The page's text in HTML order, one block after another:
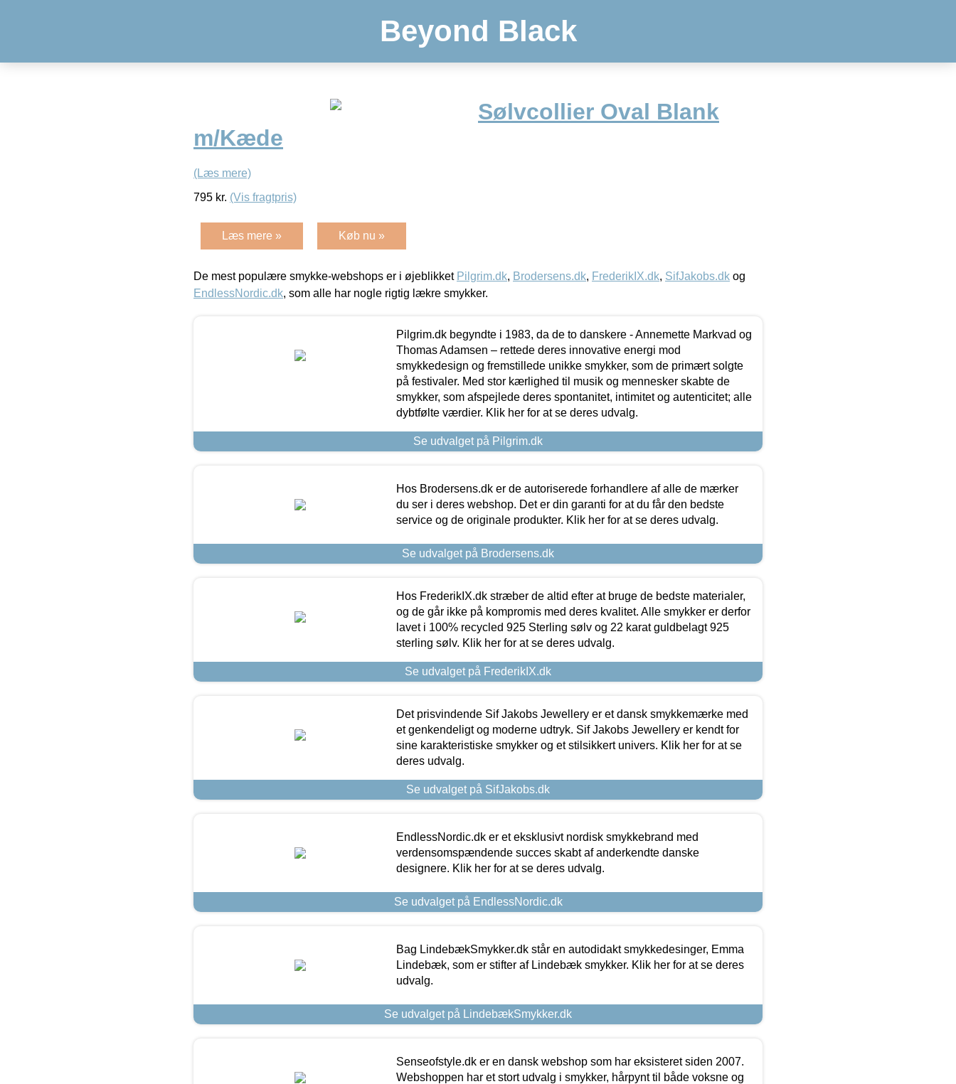
Beyond Black
Sølvcollier Oval Blank
m/Kæde
(Læs mere)
795 kr. (Vis fragtpris)
Læs mere » Køb nu »
De mest populære smykke-webshops er i øjeblikket Pilgrim.dk, Brodersens.dk, FrederikIX.dk, SifJakobs.dk og
EndlessNordic.dk, som alle har nogle rigtig lækre smykker.
Pilgrim.dk begyndte i 1983, da de to danskere - Annemette Markvad og
Thomas Adamsen – rettede deres innovative energi mod
smykkedesign og fremstillede unikke smykker, som de primært solgte
på festivaler. Med stor kærlighed til musik og mennesker skabte de
smykker, som afspejlede deres spontanitet, intimitet og autenticitet; alle
dybtfølte værdier. Klik her for at se deres udvalg.
Se udvalget på Pilgrim.dk
Hos Brodersens.dk er de autoriserede forhandlere af alle de mærker
du ser i deres webshop. Det er din garanti for at du får den bedste
service og de originale produkter. Klik her for at se deres udvalg.
Se udvalget på Brodersens.dk
Hos FrederikIX.dk stræber de altid efter at bruge de bedste materialer,
og de går ikke på kompromis med deres kvalitet. Alle smykker er derfor
lavet i 100% recycled 925 Sterling sølv og 22 karat guldbelagt 925
sterling sølv. Klik her for at se deres udvalg.
Se udvalget på FrederikIX.dk
Det prisvindende Sif Jakobs Jewellery er et dansk smykkemærke med
et genkendeligt og moderne udtryk. Sif Jakobs Jewellery er kendt for
sine karakteristiske smykker og et stilsikkert univers. Klik her for at se
deres udvalg.
Se udvalget på SifJakobs.dk
EndlessNordic.dk er et eksklusivt nordisk smykkebrand med
verdensomspændende succes skabt af anderkendte danske
designere. Klik her for at se deres udvalg.
Se udvalget på EndlessNordic.dk
Bag LindebækSmykker.dk står en autodidakt smykkedesinger, Emma
Lindebæk, som er stifter af Lindebæk smykker. Klik her for at se deres
udvalg.
Se udvalget på LindebækSmykker.dk
Senseofstyle.dk er en dansk webshop som har eksisteret siden 2007.
Webshoppen har et stort udvalg i smykker, hårpynt til både voksne og